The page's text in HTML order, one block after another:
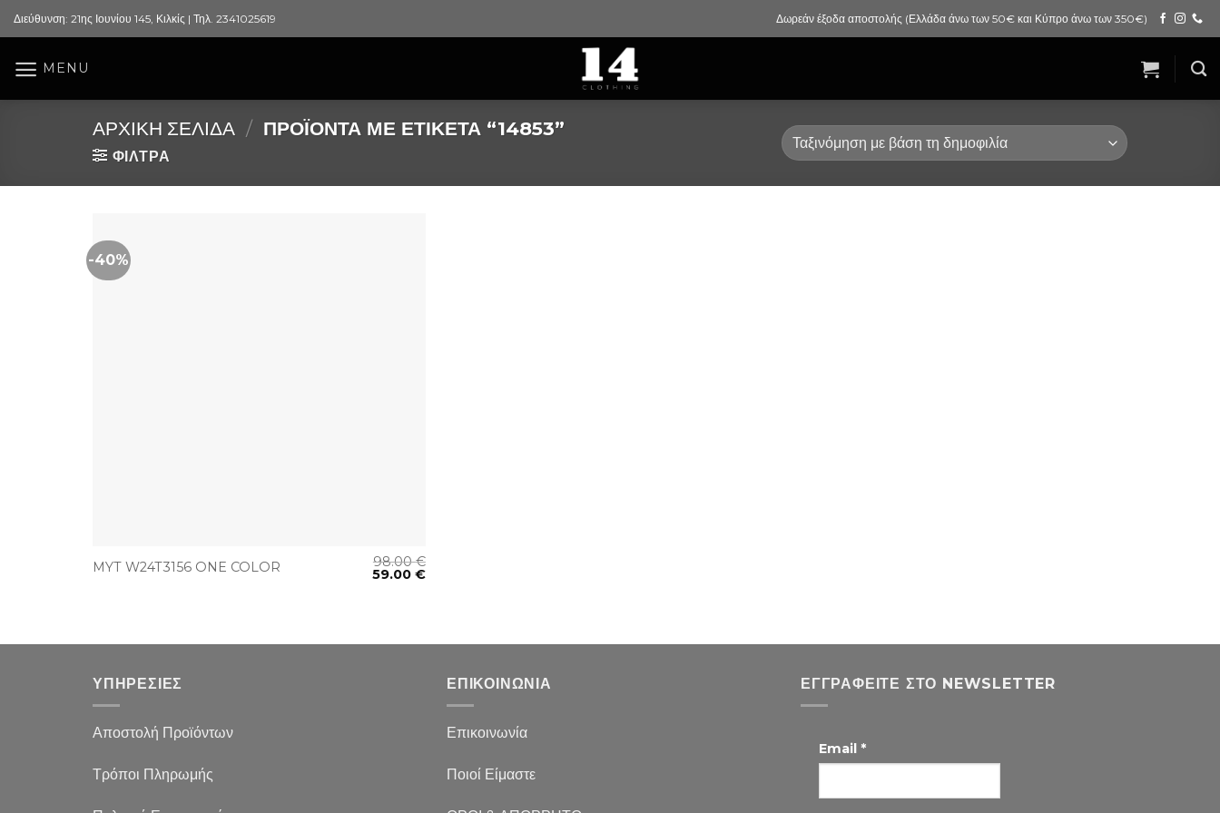
Skip
to
Διεύθυνση: 21ης Ιουνίου 145, Κιλκίς | Τηλ. 2341025619 Δωρεάν έξοδα αποστολής (Ελλάδα άνω των 50€ και Κύπρο άνω των 350€)
MENU
ΑΡΧΙΚΉ ΣΕΛΊΔΑ / ΠΡΟΪΌΝΤΑ ΜΕ ΕΤΙΚΈΤΑ “14853”
ΦΙΛΤΡΑ
-40%
MYT W24T3156 ONE COLOR 98.00€
59.00 €
ΥΠΗΡΕΣΙΕΣ
Αποστολή Προϊόντων
Τρόποι Πληρωμής
ΕΠΙΚΟΙΝΩΝΙΑ
Επικοινωνία
Ποιοί Είμαστε
ΕΓΓΡΑΦΕΊΤΕ ΣΤΟ NEWSLETTER
Email *